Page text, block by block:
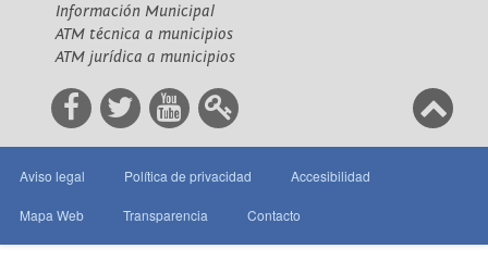
Información Municipal
ATM técnica a municipios
ATM jurídica a municipios
Aviso legal Política de privacidad Accesibilidad
Mapa Web Transparencia Contacto